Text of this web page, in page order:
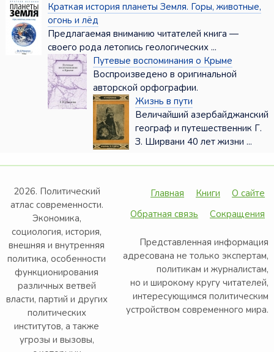
Краткая история планеты Земля. Горы, животные,
огонь и лёд
Предлагаемая вниманию читателей книга —
своего рода летопись геологических ...
Путевые воспоминания о Крыме
Воспроизведено в оригинальной
авторской орфографии.
Жизнь в пути
Величайший азербайджанский
географ и путешественник Г.
З. Ширвани 40 лет жизни ...
2026. Политический
атлас современности.
Экономика,
социология, история,
внешняя и внутренняя
политика, особенности
функционирования
различных ветвей
власти, партий и других
политических
институтов, а также
угрозы и вызовы,
Главная Книги
О сайте
Обратная связь
Сокращения
Представленная информация
адресована не только экспертам,
политикам и журналистам,
но и широкому кругу читателей,
интересующимся политическим
устройством современного мира.